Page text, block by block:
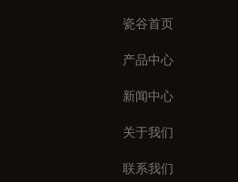
瓷谷首页
产品中心
新闻中心
关于我们
联系我们